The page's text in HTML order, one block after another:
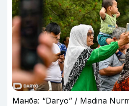
Манба: “Daryo” / Madina